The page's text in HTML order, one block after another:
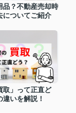
品？不動産売却時
についてご紹介
取」って正直ど
いを解説！